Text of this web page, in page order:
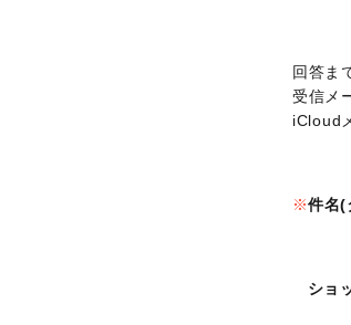
回答ま
受信メ
iCloud
件名(
ショ